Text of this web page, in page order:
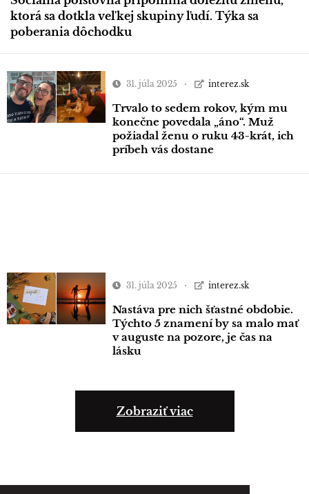
ktorá sa dotkla veľkej skupiny ľudí. Týka sa
poberania dôchodku
31. júla 2025 interez.sk
Trvalo to sedem rokov, kým mu
konečne povedala „áno“. Muž
požiadal ženu o ruku 43-krát, ich
príbeh vás dostane
31. júla 2025 interez.sk
Nastáva pre nich šťastné obdobie.
Týchto 5 znamení by sa malo mať
v auguste na pozore, je čas na
lásku
Zobraziť viac